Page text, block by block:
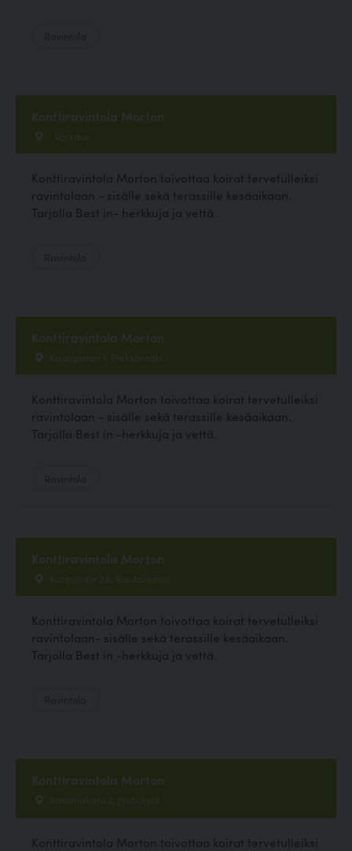
Konttiravintola Morton
, Varkaus
Konttiravintola Morton toivottaa koirat tervetulleiksi
ravintolaan - sisälle sekä terassille kesäaikaan.
Tarjolla Best in- herkkuja ja vettä.
Konttiravintola Morton
Kauppatori 1, Pieksämäki
Konttiravintola Morton toivottaa koirat tervetulleiksi
ravintolaan - sisälle sekä terassille kesäaikaan.
Tarjolla Best in -herkkuja ja vettä.
Konttiravintola Morton
Kuopiontie 28, Rautalampi
Konttiravintola Morton toivottaa koirat tervetulleiksi
ravintolaan- sisälle sekä terassille kesäaikaan.
Tarjolla Best in -herkkuja ja vettä.
Konttiravintola Morton
Satamakatu 2, Jyväskylä
Konttiravintola Morton toivottaa koirat tervetulleiksi